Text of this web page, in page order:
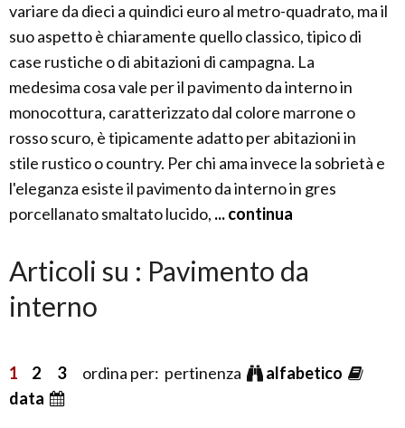
variare da dieci a quindici euro al metro-quadrato, ma il
suo aspetto è chiaramente quello classico, tipico di
case rustiche o di abitazioni di campagna. La
medesima cosa vale per il pavimento da interno in
monocottura, caratterizzato dal colore marrone o
rosso scuro, è tipicamente adatto per abitazioni in
stile rustico o country. Per chi ama invece la sobrietà e
l'eleganza esiste il pavimento da interno in gres
porcellanato smaltato lucido, ... continua
Articoli su : Pavimento da
interno
1 2 3ordina per: pertinenza
alfabetico
data